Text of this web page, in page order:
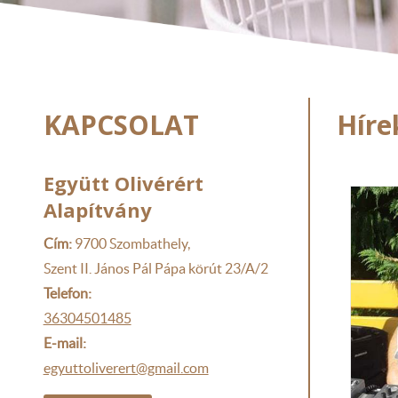
KAPCSOLAT
Együtt Olivérért
Alapítvány
Cím:9700 Szombathely,
Szent II. János Pál Pápa körút 23/A/2
Telefon:
36304501485
E-mail:
egyuttoliverert@gmail.com